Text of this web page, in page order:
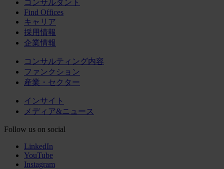
コンサルタント
Find Offices
キャリア
採用情報
企業情報
コンサルティング内容
ファンクション
産業・セクター
インサイト
メディア&ニュース
Follow us on social
LinkedIn
YouTube
Instagram